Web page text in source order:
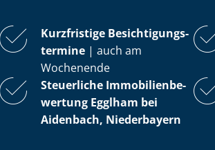
Kurzfristige Be­sich­ti­gungs­
ter­mi­ne | auch am
Wochenende
Steuerliche Im­mo­bi­li­en­be­
wer­tung Egglham bei
Aidenbach, Niederbayern